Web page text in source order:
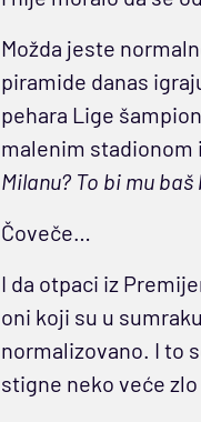
Možda jeste
piramide danas
pehara Lige
malenim stadionom
Milanu? To bi mu
Čoveče…
I da otpaci iz
oni koji su u
normalizovano. I to
stigne neko veće